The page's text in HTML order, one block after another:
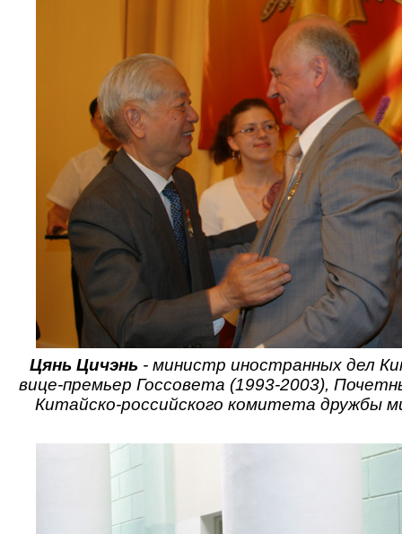
Цянь Цичэнь- министр иностранных дел
вице-премьер Госсовета (1993-2003),
Китайско-российского комитета дружбы